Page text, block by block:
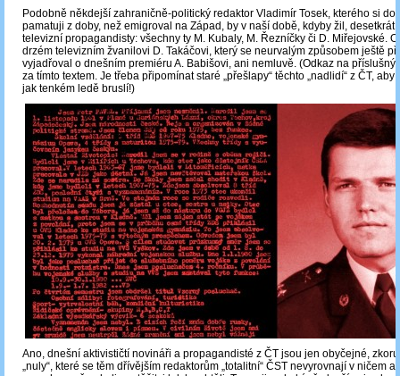
Podobně někdejší zahraničně-politický redaktor Vladimír Tosek, kterého si
pamatuji z doby, než emigroval na Západ, by v naší době, kdyby žil, desetkrát
televizní propagandisty: všechny ty M. Kubaly, M. Řezníčky či D. Miřejovské.
drzém televizním žvanilovi D. Takáčovi, který se neurvalým způsobem ještě
vyjadřoval o dnešním premiéru A. Babišovi, ani nemluvě. (Odkaz na příslušný
za tímto textem. Je třeba připomínat staré „přešlapy“ těchto „nadlidí“ z ČT,
jak tenkém ledě bruslí!)
Ano, dnešní aktivističtí novináři a propagandisté z ČT jsou jen obyčejné,
„nuly“, které se těm dřívějším redaktorům „totalitní“ ČST nevyrovnají v ničem a